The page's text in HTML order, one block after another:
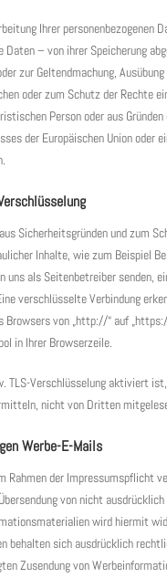
Ihrer personenbezogenen
Daten – von ihrer Speicherung
zur Geltendmachung,
oder zum Schutz der Rechte
Person oder aus
der Europäischen Union oder
Sicherheitsgründen und zum
Inhalte, wie zum Beispiel
uns als Seitenbetreiber senden,
verschlüsselte Verbindung
Browsers von „http://“ auf
in Ihrer Browserzeile.
TLS-Verschlüsselung aktiviert
nicht von Dritten
Werbe-E-Mails
Rahmen der Impressumspflicht
von nicht
wird hiermit
behalten sich ausdrücklich
Zusendung von